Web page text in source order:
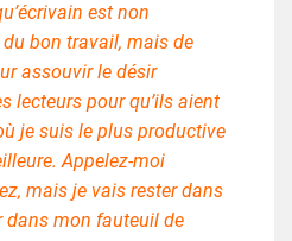
est non
bon travail, mais de
assouvir le désir
lecteurs pour qu’ils aient
je suis le plus productive
Appelez-moi
mais je vais rester dans
dans mon fauteuil de